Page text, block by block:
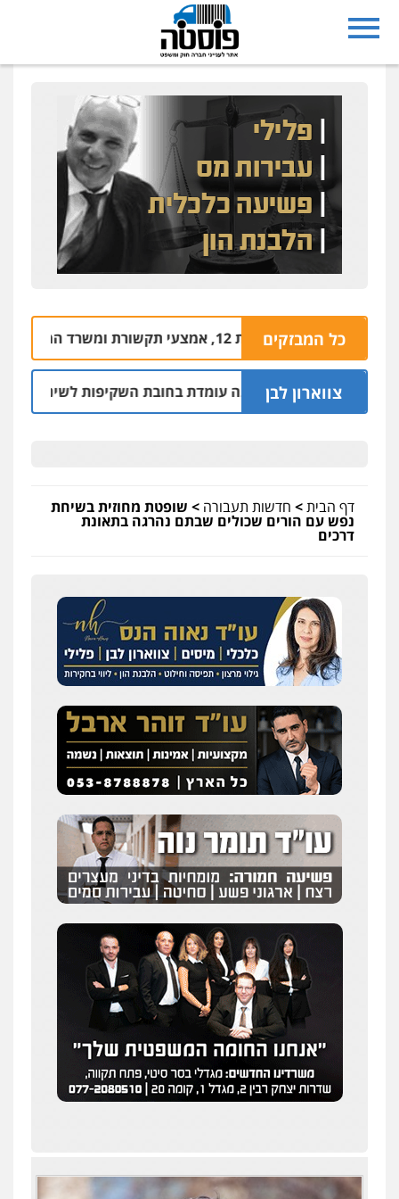
כל המבזקים
תקשורת ומשרד המשפטים
צווארון לבן
המשטרה אינה עומדת בחובת השקיפות לשינוי סף האכיפה
דף הבית> חדשות תעבורה > שופטת מחוזית בשיחת
נפש עם הורים שכולים שבתם נהרגה בתאונת
דרכים